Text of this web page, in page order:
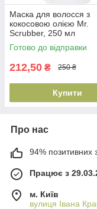
Маска для волосся з
кокосовою олією Mr.
Scrubber, 250 мл
(4820200231839)
Готово до відправки
212,50 ₴ 250 ₴
Купити
Про нас
94% позитивних з
Працює з
м. Київ
вулиця Івана